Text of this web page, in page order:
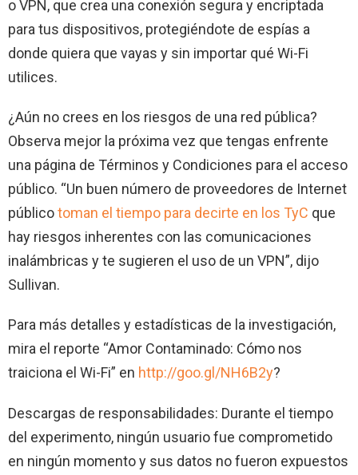
o VPN, que crea una conexión segura y encriptada
para tus dispositivos, protegiéndote de espías a
donde quiera que vayas y sin importar qué Wi-Fi
utilices.
¿Aún no crees en los riesgos de una red pública?
Observa mejor la próxima vez que tengas enfrente
una página de Términos y Condiciones para el acceso
público. “Un buen número de proveedores de Internet
públicotoman el tiempo para decirte en los TyC que
hay riesgos inherentes con las comunicaciones
inalámbricas y te sugieren el uso de un VPN”, dijo
Sullivan.
Para más detalles y estadísticas de la investigación,
mira el reporte “Amor Contaminado: Cómo nos
traiciona el Wi-Fi” en http://goo.gl/NH6B2y?
Descargas de responsabilidades: Durante el tiempo
del experimento, ningún usuario fue comprometido
en ningún momento y sus datos no fueron expuestos